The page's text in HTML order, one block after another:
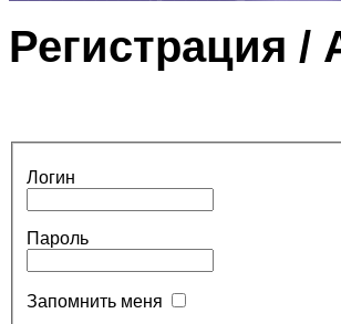
Регистрация /
Логин
Пароль
Запомнить меня